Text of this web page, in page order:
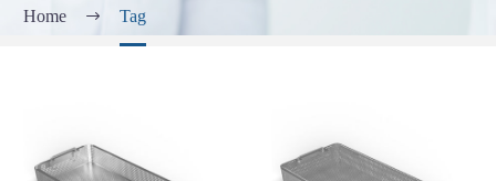
Home Tag
ДЛЯ
ДЛЯ